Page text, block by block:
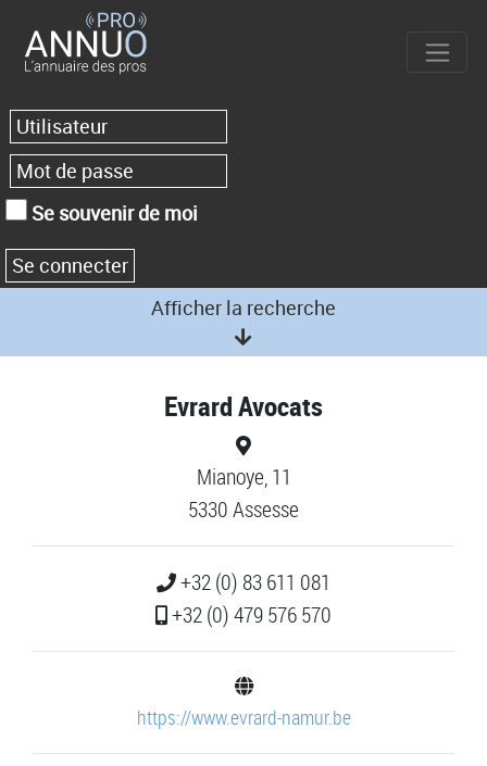
Se souvenir de moi
Afficher la recherche
Evrard Avocats
Mianoye, 11
5330 Assesse
+32 (0) 83 611 081
+32 (0) 479 576 570
https://www.evrard-namur.be